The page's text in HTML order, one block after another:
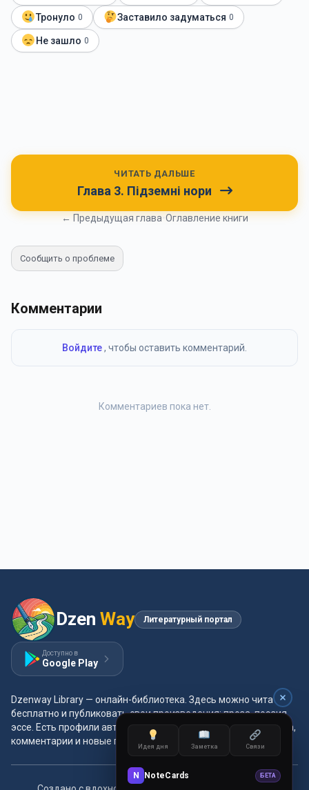
Тронуло 0 Заставило задуматься 0
Не зашло 0
ЧИТАТЬ ДАЛЬШЕ
Глава 3. Підземні нори
← Предыдущая глава Оглавление книги
Сообщить о проблеме
Комментарии
Войдите, чтобы оставить комментарий.
Комментариев пока нет.
Dzen Way Литературный портал
Доступно в
Google Play
Dzenway Library — онлайн-библиотека. Здесь можно читать
бесплатно и публиковать свои произведения: проза, поэзия,
эссе. Есть профили авторов, жанры и метки, удобная читалка,
комментарии и новые главы каждый день.
Идея дня Заметка Связи
N NoteCards БЕТА